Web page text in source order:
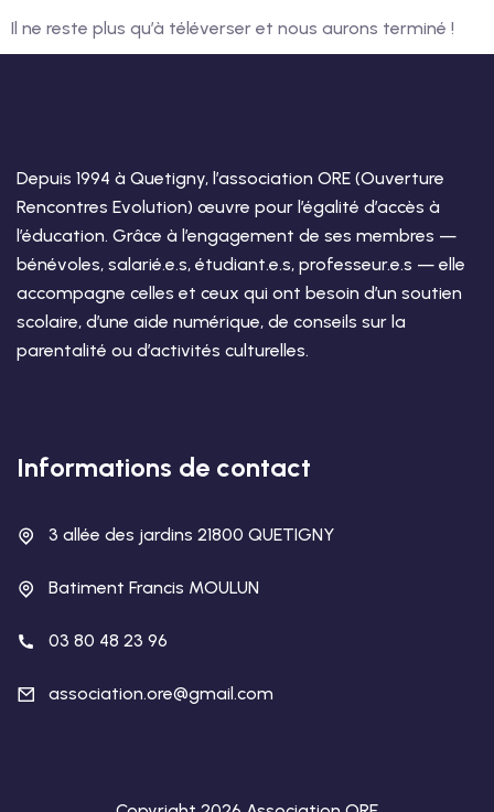
Il ne reste plus qu’à téléverser et nous aurons terminé !
Depuis 1994 à Quetigny, l’association ORE (Ouverture
Rencontres Evolution) œuvre pour l’égalité d’accès à
l’éducation. Grâce à l’engagement de ses membres —
bénévoles, salarié.e.s, étudiant.e.s, professeur.e.s — elle
accompagne celles et ceux qui ont besoin d’un soutien
scolaire, d’une aide numérique, de conseils sur la
parentalité ou d’activités culturelles.
Informations de contact
3 allée des jardins 21800 QUETIGNY
Batiment Francis MOULUN
03 80 48 23 96
association.ore@gmail.com